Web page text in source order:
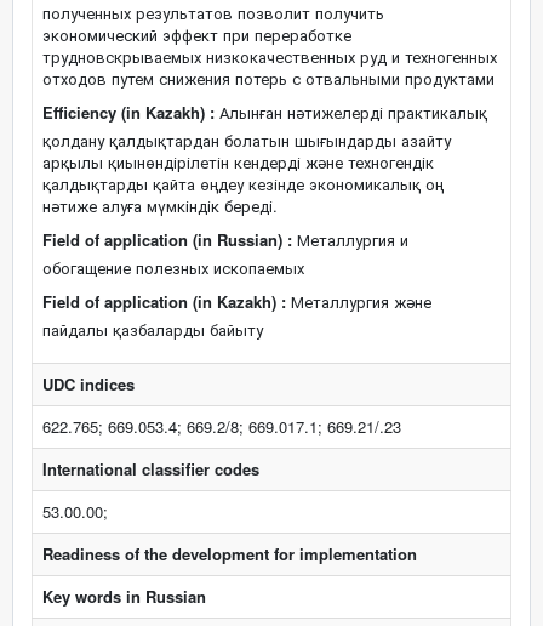
полученных результатов позволит получить
экономический эффект при переработке
трудновскрываемых низкокачественных руд и техногенных
отходов путем снижения потерь с отвальными продуктами
Efficiency (in Kazakh) : Алынған нәтижелерді практикалық
қолдану қалдықтардан болатын шығындарды азайту
арқылы қиынөндірілетін кендерді және техногендік
қалдықтарды қайта өңдеу кезінде экономикалық оң
нәтиже алуға мүмкіндік береді.
Field of application (in Russian) : Металлургия и
обогащение полезных ископаемых
Field of application (in Kazakh) : Металлургия және
пайдалы қазбаларды байыту
UDC indices
622.765; 669.053.4; 669.2/8; 669.017.1; 669.21/.23
International classifier codes
53.00.00;
Readiness of the development for implementation
Key words in Russian